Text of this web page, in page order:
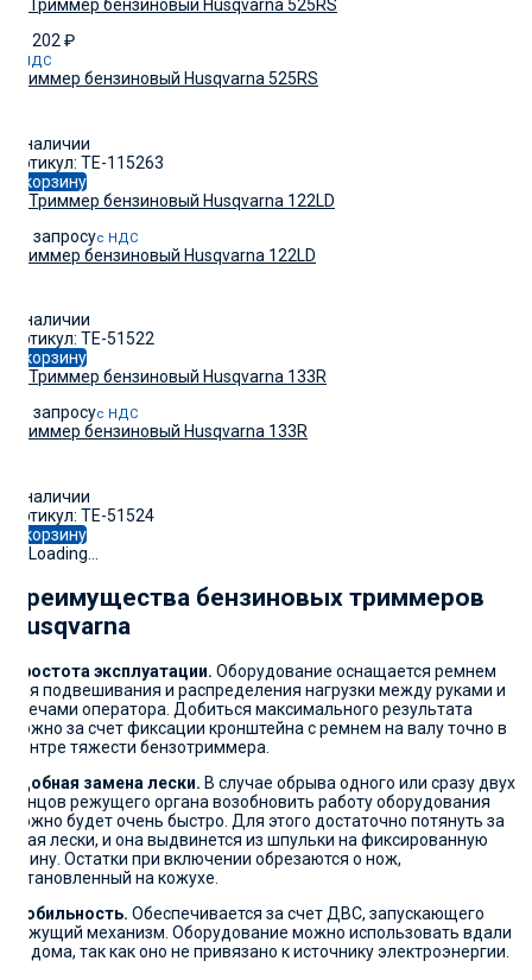
58 202 ₽
с НДС
Триммер бензиновый Husqvarna 525RS
В наличии
Артикул: TE-115263
В корзину
По запросус НДС
Триммер бензиновый Husqvarna 122LD
В наличии
Артикул: TE-51522
В корзину
По запросус НДС
Триммер бензиновый Husqvarna 133R
В наличии
Артикул: TE-51524
В корзину
Преимущества бензиновых триммеров
Husqvarna
Простота эксплуатации. Оборудование оснащается ремнем
для подвешивания и распределения нагрузки между руками и
плечами оператора. Добиться максимального результата
можно за счет фиксации кронштейна с ремнем на валу точно в
центре тяжести бензотриммера.
Удобная замена лески. В случае обрыва одного или сразу двух
концов режущего органа возобновить работу оборудования
можно будет очень быстро. Для этого достаточно потянуть за
края лески, и она выдвинется из шпульки на фиксированную
длину. Остатки при включении обрезаются о нож,
установленный на кожухе.
Мобильность. Обеспечивается за счет ДВС, запускающего
режущий механизм. Оборудование можно использовать вдали
от дома, так как оно не привязано к источнику электроэнергии.